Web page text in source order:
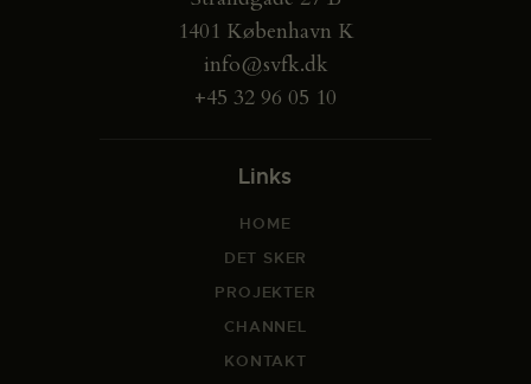
1401 København K
info@svfk.dk
+45 32 96 05 10
Links
HOME
DET SKER
PROJEKTER
CHANNEL
KONTAKT